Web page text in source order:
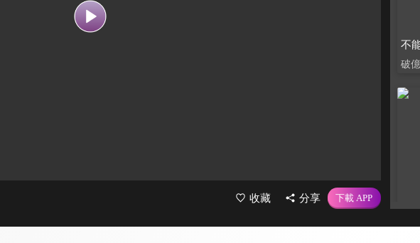
收藏 分享